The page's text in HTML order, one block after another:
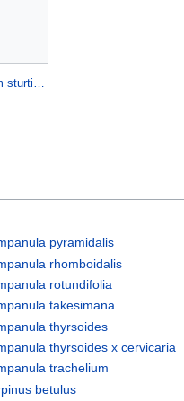
pyramidalis
rhomboidalis
rotundifolia
takesimana
thyrsoides
thyrsoides x cervicaria
trachelium
betulus